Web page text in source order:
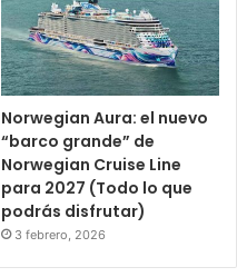
Norwegian Aura: el nuevo
“barco grande” de
Norwegian Cruise Line
para 2027 (Todo lo que
podrás disfrutar)
3 febrero, 2026